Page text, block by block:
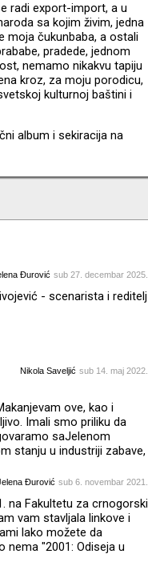
radi export-import, a u
sa kojim živim, jedna
moja čukunbaba, a ostali
pradede, jednom
nemamo nikakvu tapiju
kroz, za moju porodicu,
kulturnoj baštini i
album i sekiracija na
Đurović sub 27. decembar 2025.
- scenarista i reditelj
Nikola Saveljić sub 14. maj 2022.
ove, kao i
Imali smo priliku da
saJelenom
stanju u industriji zabave,
Kovačice i
Đurović sub 6. novembar 2021.
na Fakultetu za crnogorski
vam stavljala linkove i
lako možete da
nema "2001: Odiseja u